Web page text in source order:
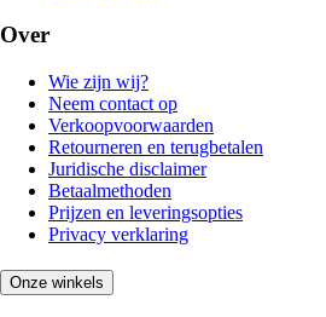
Over
Wie zijn wij?
Neem contact op
Verkoopvoorwaarden
Retourneren en terugbetalen
Juridische disclaimer
Betaalmethoden
Prijzen en leveringsopties
Privacy verklaring
Onze winkels